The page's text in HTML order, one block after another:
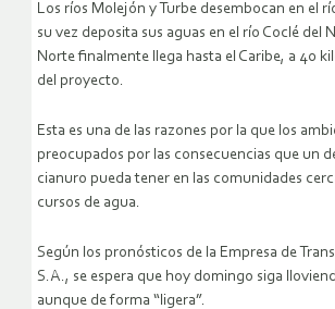
Los ríos Molejón y Turbe desembocan en el
su vez deposita sus aguas en el río Coclé del
Norte finalmente llega hasta el Caribe, a 40
del proyecto.
Esta es una de las razones por la que los
preocupados por las consecuencias que un
cianuro pueda tener en las comunidades
cursos de agua.
Según los pronósticos de la Empresa de
S.A., se espera que hoy domingo siga
aunque de forma “ligera”.